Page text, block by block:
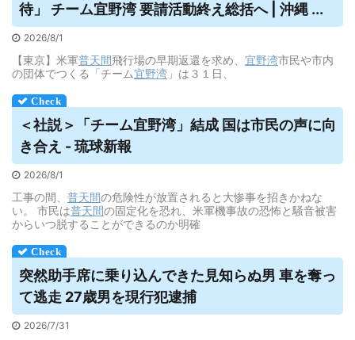
待」 チーム宜野湾 要請活動終え総括へ | 沖縄 ...
2026/8/1
【東京】米軍普天間飛行場の早期返還を求め、 宜野湾市民や市内
の団体でつくる「チーム宜野湾 」は３１日、
＜社説＞「チーム宜野湾」結成 国は市民の声に向
き合え - 琉球新報
2026/8/1
工事の間、 普天間の危険性が放置されると大惨事を招きかねな
い。 市民は普天間の固定化を恐れ、米軍機事故の恐怖と騒音被害
からいつ脱することができるのか明確
突然助手席に乗り込んできた見知らぬ男 車を奪っ
て逃走 27歳男を現行犯逮捕
2026/7/31